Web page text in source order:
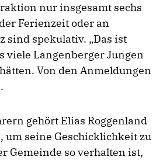
nur insgesamt sechs
Ferienzeit oder an
sind spekulativ. „Das ist
viele Langenberger Jungen
Von den Anmeldungen
gehört Elias Roggenland
um seine Geschicklichkeit zu
Gemeinde so verhalten ist,